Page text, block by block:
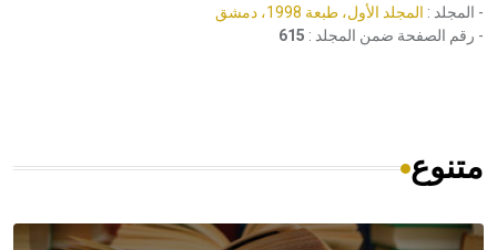
- المجلد : المجلد الأول، طبعة 1998، دمشق
- رقم الصفحة ضمن المجلد : 615
متنوع